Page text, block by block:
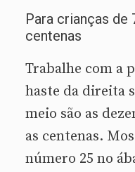
Para crianças de
centenas
Trabalhe com a
haste da direita
meio são as
as centenas.
número 25 no